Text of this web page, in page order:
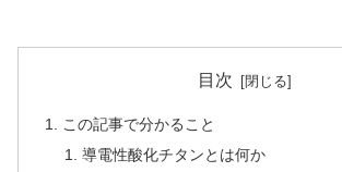
目次
この記事で分かること
導電性酸化チタンとは何か